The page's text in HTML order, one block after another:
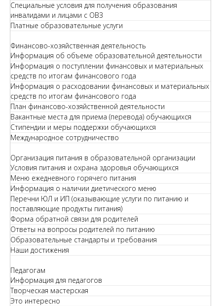
Специальные условия для получения образования
инвалидами и лицами с ОВЗ
Платные образовательные услуги
Финансово-хозяйственная деятельность
Информация об объеме образовательной деятельности
Информация о поступлении финансовых и материальных
средств по итогам финансового года
Информация о расходовании финансовых и материальных
средств по итогам финансового года
План финансово-хозяйственной деятельности
Вакантные места для приема (перевода) обучающихся
Стипендии и меры поддержки обучающихся
Международное сотрудничество
Организация питания в образовательной организации
Условия питания и охрана здоровья обучающихся
Меню ежедневного горячего питания
Информация о наличии диетического меню
Перечни ЮЛ и ИП (оказывающие услуги по питанию и
поставляющие продукты питания)
Форма обратной связи для родителей
Ответы на вопросы родителей по питанию
Образовательные стандарты и требования
Наши достижения
Педагогам
Информация для педагогов
Творческая мастерская
Это интересно